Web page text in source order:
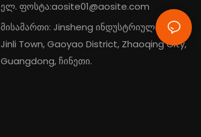
ელ. ფოსტა:aosite01@aosite.com
მისამართი: Jinsheng ინდუსტრიული პარკი,
Jinli Town, Gaoyao District, Zhaoqing City,
Guangdong, ჩინეთი.